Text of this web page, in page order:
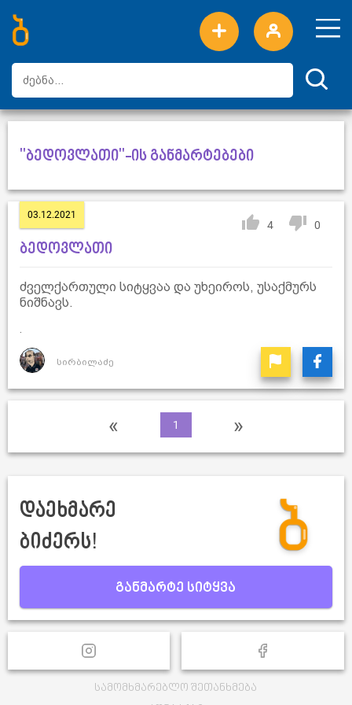
ახალი სიტყვები
ტოპ სიტყვები
დღის ტოპ სიტყვები
ტოპ მომხმარებლები
"ბედოვლათი"-ის განმარტებები
03.12.2021
4 0
ბედოვლათი
ძველქართული სიტყვაა და უხეიროს, უსაქმურს
ნიშნავს.
სირბილაძე
« 1 »
დაეხმარე
ბიძერს!
განმარტე სიტყვა
სამომხმარებლო შეთანხმება